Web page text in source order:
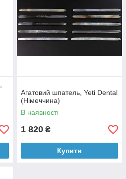
Агатовий шпатель, Yeti Dental
(Німеччина)
В наявності
1 820 ₴
Купити